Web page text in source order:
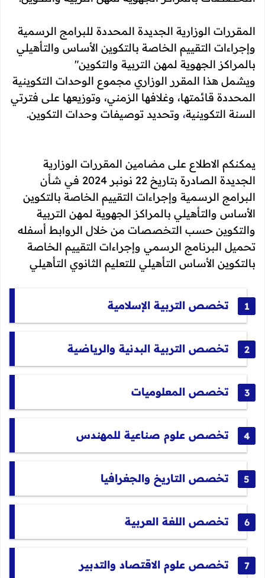
المقررات الوزارية الجديدة المحددة للبرامج الرسمية
وإجراءات التقييم الخاصة بالتكوين الأساس والتأهيلي
بالمراكز الجهوية لمهن التربية والتكوين"
ويشمل هذا المقرر الوزاري مجموع الوحدات التكوينية
المحددة قائمتها، وغلافها الزمني، وتوزيعها على فترتي
السنة التكوينية، وتحديد توصيفات وحدات التكوين.
يمكنكم الاطلاع على مضامين المقررات الوزارية
الجديدة الصادرة بتاريخ 22 نونبر 2024 في شأن
البرامج الرسمية وإجراءات التقييم الخاصة بالتكوين
الأساس والتأهيلي بالمراكز الجهوية لمهن التربية
والتكوين حسب التخصصات من خلال الروابط أسفله
تحميل البرنامج الرسمي وإجراءات التقييم الخاصة
بالتكوين الأساس التأهيلي للتعليم الثانوي التأهيلي
تخصص التربية الإسلامية
تخصص التربية البدنية والرياضية
تخصص المعلوميات
تخصص علوم صناعية للمهندس
تخصص التاريخ والجغرافيا
تخصص اللغة العربية
تخصص علوم الاقتصاد والتدبير